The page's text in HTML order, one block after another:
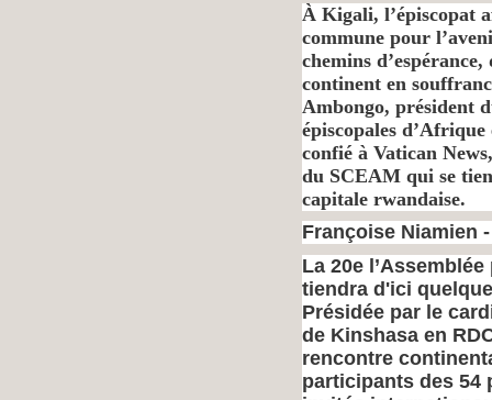
À Kigali, l’épiscopat
commune pour
chemins
continent en
Ambongo, président
épiscopales
confié à Vatican
du SCEAM qui se
capitale rwandaise.
Françoise Niamien
La 20e
tiendra d'ici
Présidée par le
de Kinshasa en
rencontre
participants des 54